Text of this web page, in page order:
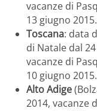
vacanze di
13 giugno
Toscana: data
di Natale dal
vacanze di
10 giugno 2015.
Alto Adige
2014, vacanze